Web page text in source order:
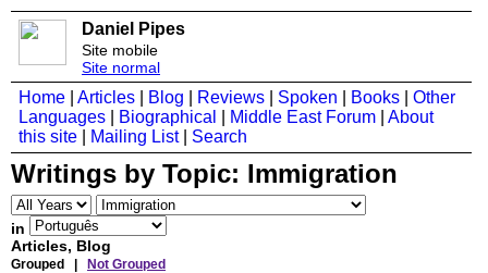
Daniel Pipes
Site mobile
Site normal
Home Articles Blog Reviews Spoken Books
Other
Languages
Biographical Middle East Forum
About
this site
Mailing List| Search
Writings by Topic: Immigration
in
Articles, Blog
Grouped | Not Grouped